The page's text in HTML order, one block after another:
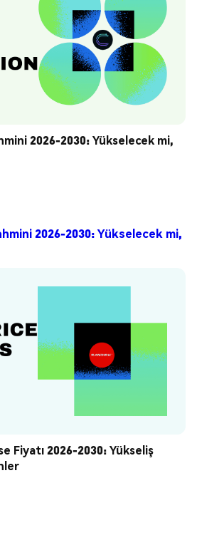
2026-2030: Yükselecek mi,
2026-2030: Yükselecek mi,
Fiyatı 2026-2030: Yükseliş